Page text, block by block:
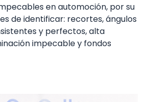
en automoción, por su
de identificar: recortes, ángulos
y perfectos, alta
impecable y fondos